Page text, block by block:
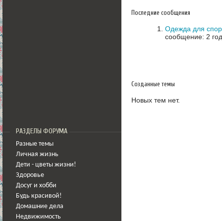
РАЗДЕЛЫ ФОРУМА
Разные темы
Личная жизнь
Дети - цветы жизни!
Здоровье
Досуг и хобби
Будь красивой!
Домашние дела
Недвижимость
Последние сообщения
Одежда для
сообщение: 2
Созданные темы
Новых тем нет.